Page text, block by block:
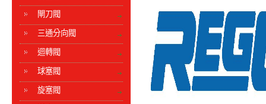
閘刀閥
三通分向閥
迴轉閥
球塞閥
旋塞閥